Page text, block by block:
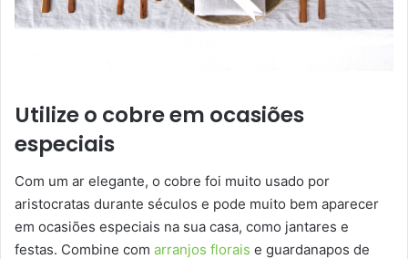
Utilize o cobre em ocasiões
especiais
Com um ar elegante, o cobre foi muito usado por
aristocratas durante séculos e pode muito bem aparecer
em ocasiões especiais na sua casa, como jantares e
festas. Combine com arranjos florais e guardanapos de